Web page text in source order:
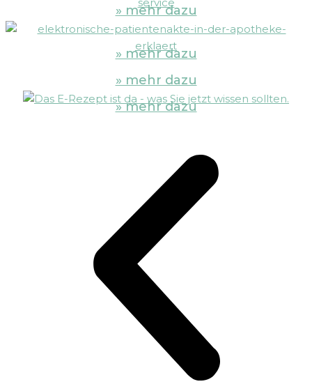
» mehr dazu
» mehr dazu
» mehr dazu
» mehr dazu